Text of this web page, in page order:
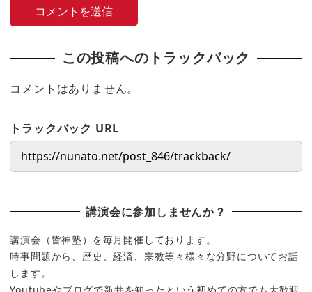
この投稿へのトラックバック
コメントはありません。
トラックバック URL
講演会に参加しませんか？
講演会（皆神塾）を毎月開催しております。
時事問題から、歴史、経済、宗教等々様々な分野についてお話
します。